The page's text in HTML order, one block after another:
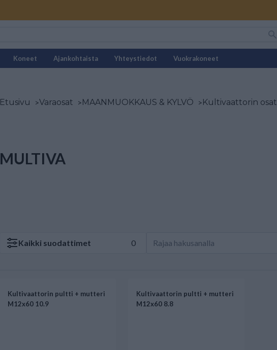
Koneet Ajankohtaista Yhteystiedot Vuokrakoneet
Etusivu >Varaosat >MAANMUOKKAUS & KYLVÖ >Kultivaattorin osat
MULTIVA
Kaikki suodattimet 0
Kultivaattorin pultti + mutteri
M12x60 10.9
Kultivaattorin pultti + mutteri
M12x60 8.8